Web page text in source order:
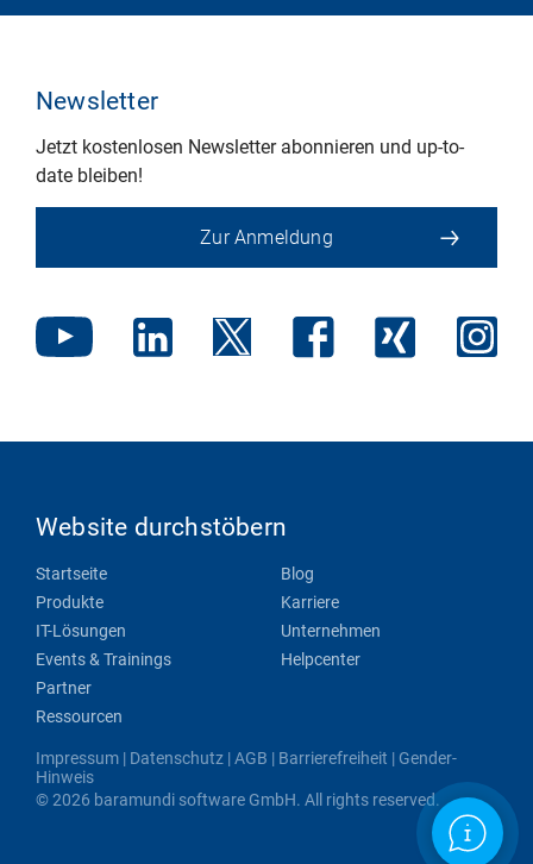
Newsletter
Jetzt kostenlosen Newsletter abonnieren und up-to-
date bleiben!
Zur Anmeldung
Website durchstöbern
Startseite
Produkte
IT-Lösungen
Events & Trainings
Partner
Ressourcen
Blog
Karriere
Unternehmen
Helpcenter
Impressum | Datenschutz |AGB | Barrierefreiheit | Gender-
Hinweis
© 2026 baramundi software GmbH. All rights reserved.